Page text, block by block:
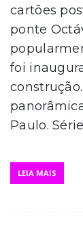
cartões
ponte
foi
Paulo.
LEIA MAIS